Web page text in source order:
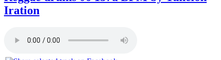
Iration